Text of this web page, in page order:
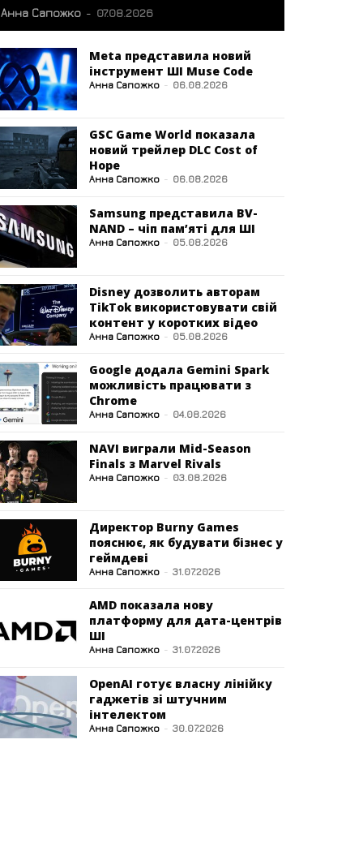
Анна Сапожко - 07.08.2026
Meta представила новий
інструмент ШІ Muse Code
Анна Сапожко - 06.08.2026
GSC Game World показала
новий трейлер DLC Cost of
Hope
Анна Сапожко - 06.08.2026
Samsung представила BV-
NAND – чіп пам’яті для ШІ
Анна Сапожко - 05.08.2026
Disney дозволить авторам
TikTok використовувати свій
контент у коротких відео
Анна Сапожко - 05.08.2026
Google додала Gemini Spark
можливість працювати з
Chrome
Анна Сапожко - 04.08.2026
NAVI виграли Mid-Season
Finals з Marvel Rivals
Анна Сапожко - 03.08.2026
Директор Burny Games
пояснює, як будувати бізнес у
геймдеві
Анна Сапожко - 31.07.2026
AMD показала нову
платформу для дата-центрів
ШІ
Анна Сапожко - 31.07.2026
OpenAI готує власну лінійку
гаджетів зі штучним
інтелектом
Анна Сапожко - 30.07.2026